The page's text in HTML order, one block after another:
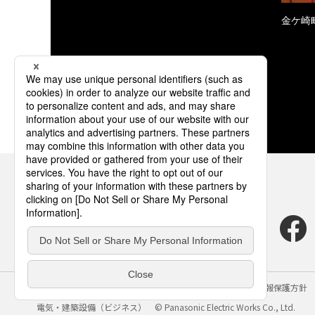
金ケ崎
サイトのご利用にあたって クッキーポリシー
個人情報保護方針
電気・建築設備（ビジネス）
© Panasonic Electric Works Co., Ltd.